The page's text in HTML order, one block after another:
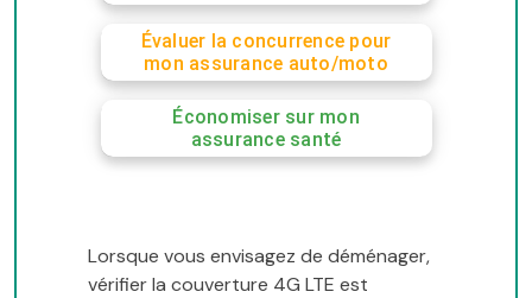
Évaluer la concurrence pour
mon assurance auto/moto
Économiser sur mon
assurance santé
Lorsque vous envisagez de déménager,
vérifier la couverture 4G LTE est